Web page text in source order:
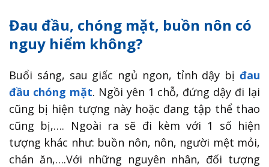
Đau đầu, chóng mặt, buồn nôn có
nguy hiểm không?
Buổi sáng, sau giấc ngủ ngon, tỉnh dậy bị đau
đầu chóng mặt. Ngồi yên 1 chỗ, đứng dậy đi lại
cũng bị hiện tượng này hoặc đang tập thể thao
cũng bị,…. Ngoài ra sẽ đi kèm với 1 số hiện
tượng khác như: buồn nôn, nôn, người mệt mỏi,
chán ăn,….Với những nguyên nhân, đối tượng